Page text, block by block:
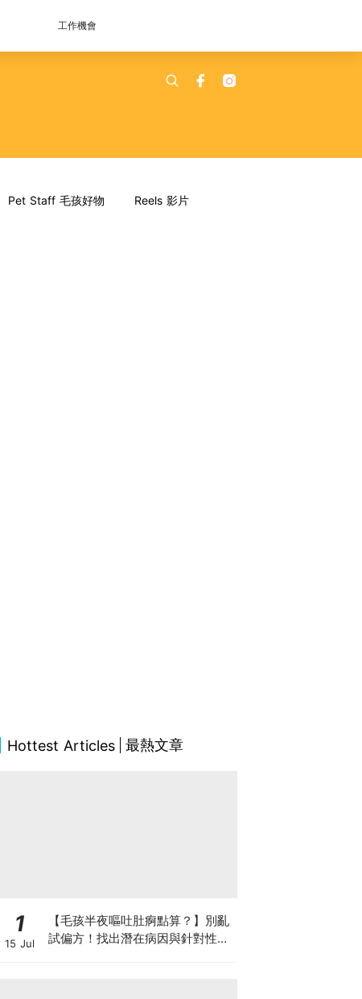
工作機會
Pet Staff 毛孩好物 Reels 影片
Hottest Articles 最熱文章
1
15 Jul
【毛孩半夜嘔吐肚痾點算？】別亂
試偏方！找出潛在病因與針對性營